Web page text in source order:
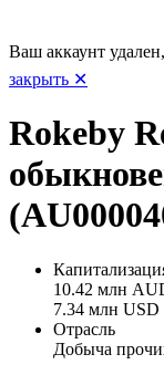
Ваш аккаунт
закрыть ✕
Rokeby
10.42 млн
7.34 млн USD
Отрасль
Добыча